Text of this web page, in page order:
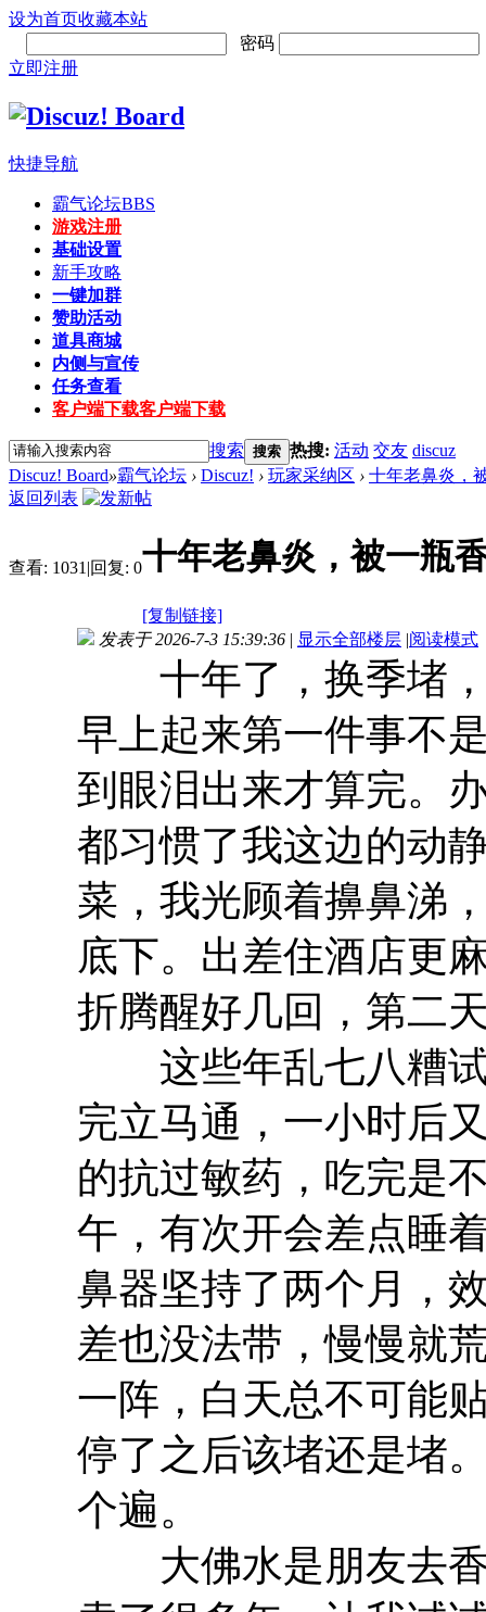
设为首页收藏本站
密码
立即注册
快捷导航
霸气论坛BBS
游戏注册
基础设置
新手攻略
一键加群
赞助活动
道具商城
内侧与宣传
任务查看
客户端下载客户端下载
搜索 搜索 热搜: 活动 交友 discuz
Discuz! Board»霸气论坛 › Discuz! › 玩家采纳区 › 十年老鼻炎，
返回列表
查看: 1031 |回复: 0十年老鼻炎，被一瓶
[复制链接]
发表于 2026-7-3 15:39:36 | 显示全部楼层 |阅读模式
十年了，换季堵，
早上起来第一件事不
到眼泪出来才算完。
都习惯了我这边的动
菜，我光顾着擤鼻涕
底下。出差住酒店更
折腾醒好几回，第二
这些年乱七八糟试
完立马通，一小时后
的抗过敏药，吃完是
午，有次开会差点睡
鼻器坚持了两个月，
差也没法带，慢慢就
一阵，白天总不可能
停了之后该堵还是堵
个遍。
大佛水是朋友去香